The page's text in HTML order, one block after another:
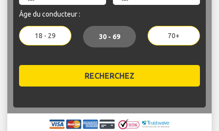
Âge du conducteur :
18 - 29 30 - 69 70+
RECHERCHEZ